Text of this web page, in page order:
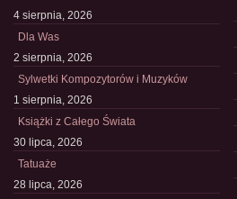
4 sierpnia, 2026
Dla Was
2 sierpnia, 2026
Sylwetki Kompozytorów i Muzyków
1 sierpnia, 2026
Książki z Całego Świata
30 lipca, 2026
Tatuaże
28 lipca, 2026